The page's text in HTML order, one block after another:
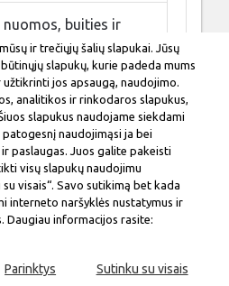
buities ir
paslaugas
(paviljonų)
vietose projektams ir
sudarymas
išorinę
ir trečiųjų šalių slapukai. Jūsų
slapukų, kurie padeda mums
jos apsaugą, naudojimo.
analitikos ir rinkodaros slapukus,
slapukus naudojame siekdami
naudojimąsi ja bei
paslaugas. Juos galite pakeisti
visų slapukų naudojimu
visais“. Savo sutikimą bet kada
interneto naršyklės nustatymus ir
Daugiau informacijos rasite:
Parinktys Sutinku su visais